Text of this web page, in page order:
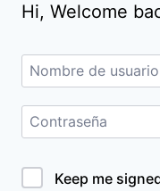
Hi, Welcome
Keep me